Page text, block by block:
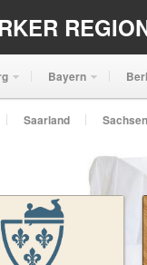
Bayern
Saarland Sachsen